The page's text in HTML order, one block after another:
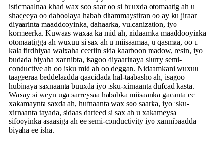
isticmaalnaa khad wax soo saar oo si buuxda otomaatig ah u
shaqeeya oo daboolaya habab dhammaystiran oo ay ku jiraan
diyaarinta maaddooyinka, dahaarka, vulcanization, iyo
kormeerka. Kuwaas waxaa ka mid ah, nidaamka maaddooyinka
otomaatigga ah wuxuu si sax ah u miisaamaa, u qasmaa, oo u
kala firdhiyaa walxaha ceeriin sida kaarboon madow, resin, iyo
budada biyaha xannibta, isagoo diyaarinaya slurry semi-
conductive ah oo isku mid ah oo deggan. Nidaamkani wuxuu
taageeraa beddelaadda qaacidada hal-taabasho ah, isagoo
hubinaya saxnaanta buuxda iyo isku-xirnaanta dufcad kasta.
Waxay si weyn uga sarreysaa hababka miisaanka gacanta ee
xakamaynta saxda ah, hufnaanta wax soo saarka, iyo isku-
xirnaanta tayada, sidaas darteed si sax ah u xakameysa
sifooyinka asaasiga ah ee semi-conductivity iyo xannibaadda
biyaha ee isha.